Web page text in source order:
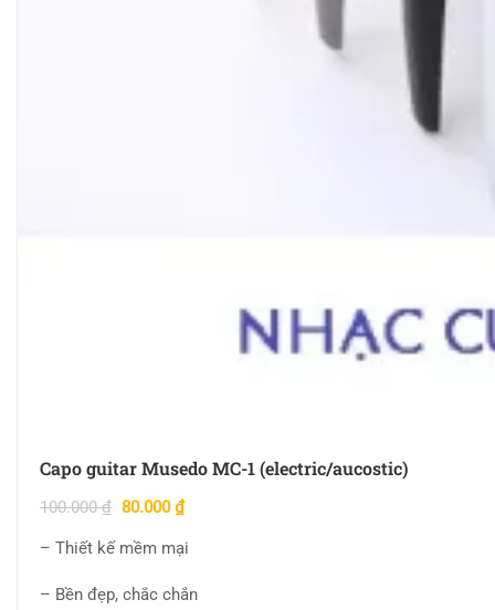
Capo guitar Musedo MC-1 (electric/aucostic)
100.000₫ 80.000₫
– Thiết kế mềm mại
– Bền đẹp, chắc chắn